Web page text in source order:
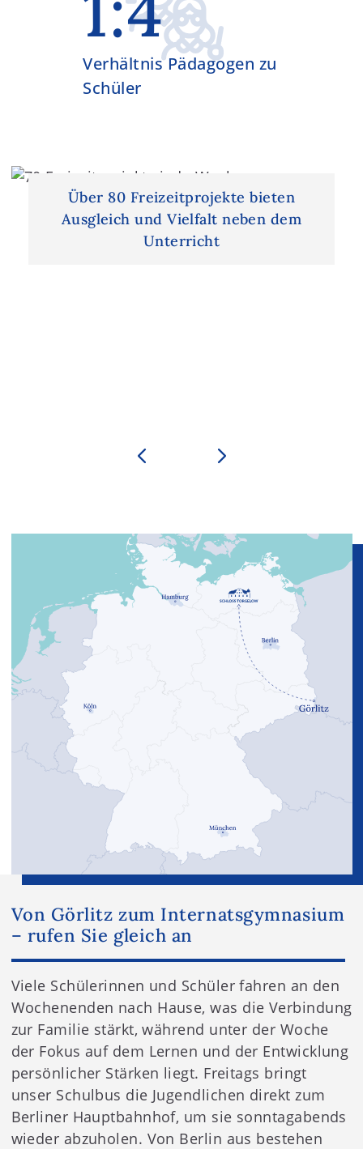
Verhältnis Pädagogen zu
Schüler
Über 80 Freizeitprojekte bieten
Ausgleich und Vielfalt neben dem
Unterricht
Von Görlitz zum Internatsgymnasium
– rufen Sie gleich an
Viele Schülerinnen und Schüler fahren an den
Wochenenden nach Hause, was die Verbindung
zur Familie stärkt, während unter der Woche
der Fokus auf dem Lernen und der Entwicklung
persönlicher Stärken liegt. Freitags bringt
unser Schulbus die Jugendlichen direkt zum
Berliner Hauptbahnhof, um sie sonntagabends
wieder abzuholen. Von Berlin aus bestehen